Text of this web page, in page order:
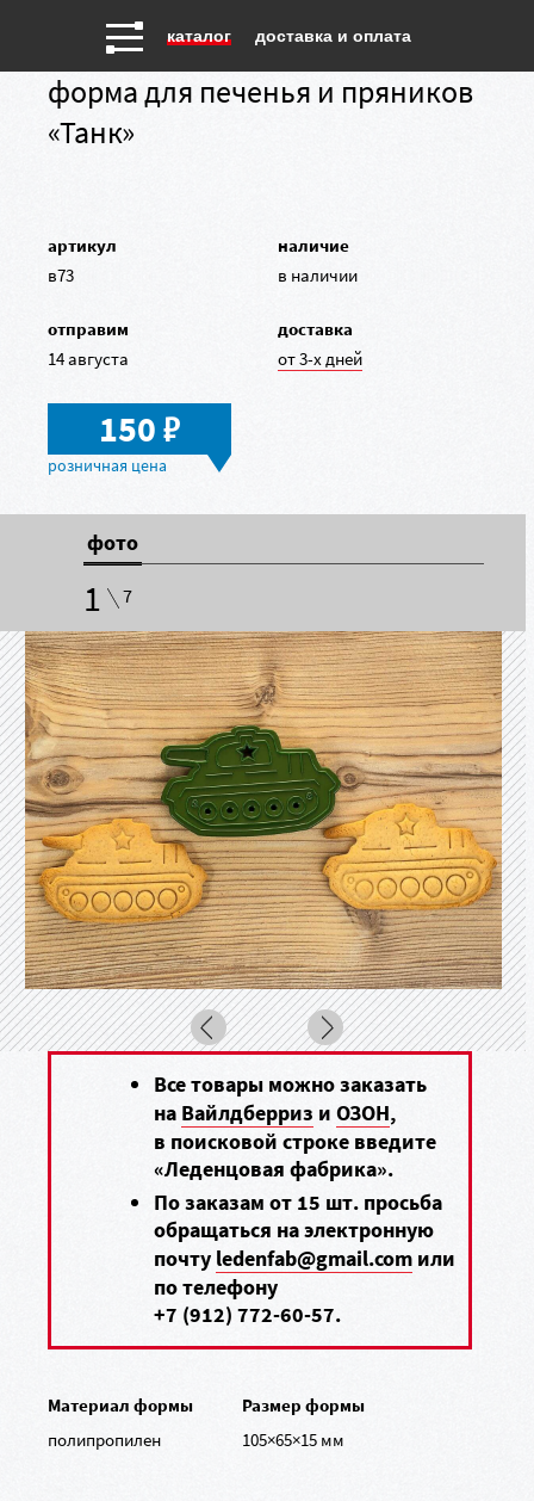
каталог доставка и оплата
форма для печенья и пряников
«Танк»
артикул
в73
наличие
в наличии
отправим
14 августа
доставка
от 3-х дней
150в
фото
1 7
Все товары можно заказать
на Вайлдберриз иОЗОН,
в поисковой строке введите
«Леденцовая фабрика».
По заказам от 15 шт. просьба
обращаться на электронную
почту ledenfab@gmail.com или
по телефону
+7 (912) 772-60-57.
Материал формы
полипропилен
Размер формы
105×65×15 мм